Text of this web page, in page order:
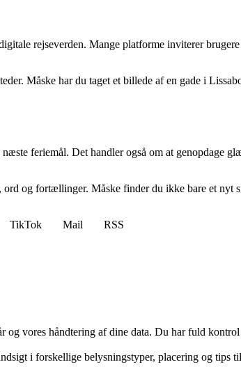
rejseverden. Mange platforme inviterer
Måske har du taget et billede af en gade i
feriemål. Det handler også om at genopdage
og fortællinger. Måske finder du ikke bare et nyt
TikTok Mail
RSS
vores håndtering af dine data. Du har fuld
i forskellige belysningstyper, placering og tips